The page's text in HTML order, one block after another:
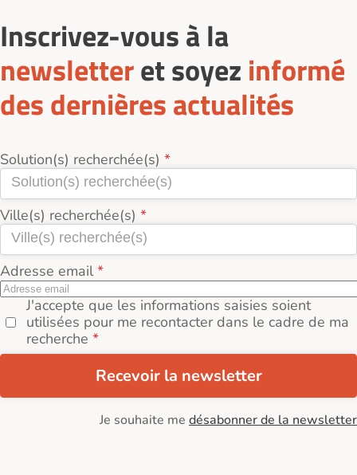
Inscrivez-vous à la
newsletteret soyez informé
des dernières actualités
Solution(s) recherchée(s)
Ville(s) recherchée(s)
Adresse email
J'accepte que les informations saisies soient
utilisées pour me recontacter dans le cadre de ma
recherche
Recevoir la newsletter
Je souhaite me désabonner de la newsletter